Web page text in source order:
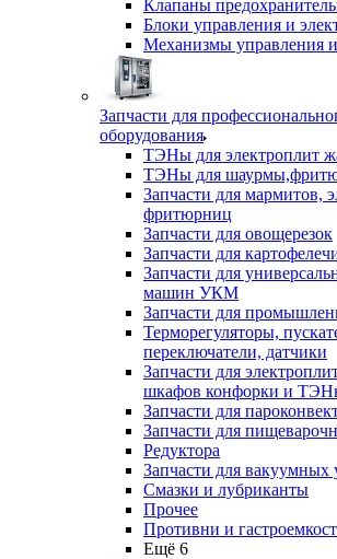
Клапаны
Блоки управления и
Механизмы управления
Запчасти для
оборудования
ТЭНы для электроплит
ТЭНы для
Запчасти для мармитов,
фритюрниц
Запчасти для овощерезок
Запчасти для
Запчасти для
машин УКМ
Запчасти для
Терморегуляторы,
переключатели, датчики
Запчасти для
шкафов конфорки и
Запчасти для
Запчасти для
Редуктора
Запчасти для вакуумных
Смазки и лубриканты
Прочее
Противни и
Ещё 6